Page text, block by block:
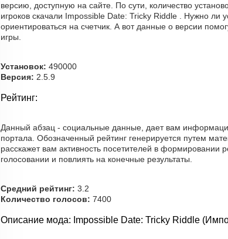
версию, доступную на сайте. По сути, количество
игроков скачали Impossible Date: Tricky Riddle . Нужно ли
ориентироваться на счетчик. А вот данные о версии
игры.
Установок: 490000
Версия: 2.5.9
Рейтинг:
Данный абзац - социальные данные, дает вам
портала. Обозначенный рейтинг генерируется путем
расскажет вам активность посетителей в формировании
голосовании и повлиять на конечные результаты.
Средний рейтинг: 3.2
Количество голосов: 7400
Описание мода: Impossible Date: Tricky Riddle